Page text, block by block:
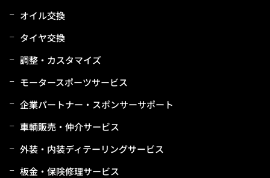
オイル交換
タイヤ交換
調整・カスタマイズ
モータースポーツサービス
企業パートナー・スポンサーサポート
⾞輌販売・仲介サービス
外装・内装ディテーリングサービス
板⾦・保険修理サービス